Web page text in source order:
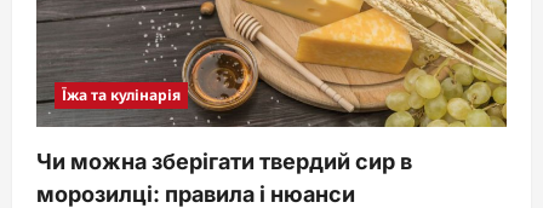
Їжа та кулінарія
Чи можна зберігати твердий сир в
морозилці: правила і нюанси